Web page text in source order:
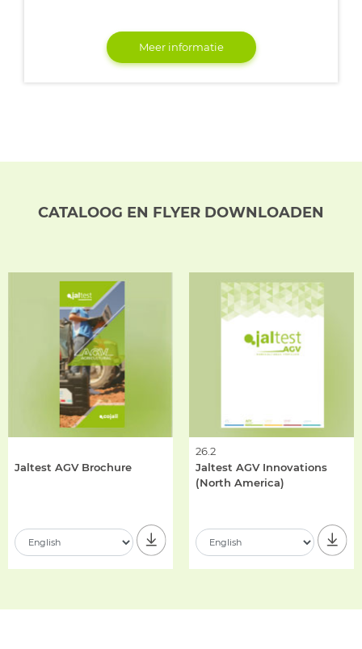
Meer informatie
CATALOOG EN FLYER DOWNLOADEN
Jaltest AGV Brochure
26.2
Jaltest AGV Innovations
(North America)